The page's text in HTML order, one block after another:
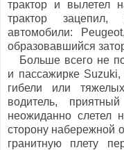
трактор и вылетел
трактор зацепил,
автомобили:
образовавшийся
Больше всего не
и пассажирке
гибели или
водитель,
неожиданно слетел
сторону набережной
гранитную плету